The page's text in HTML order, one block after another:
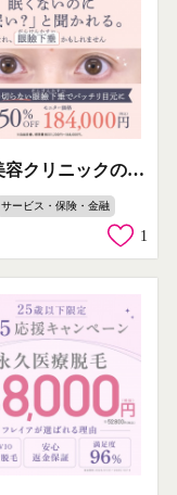
湘南美容クリニックの切らない眼瞼下垂治療でパッチリ目元に
サービス・保険・金融
1